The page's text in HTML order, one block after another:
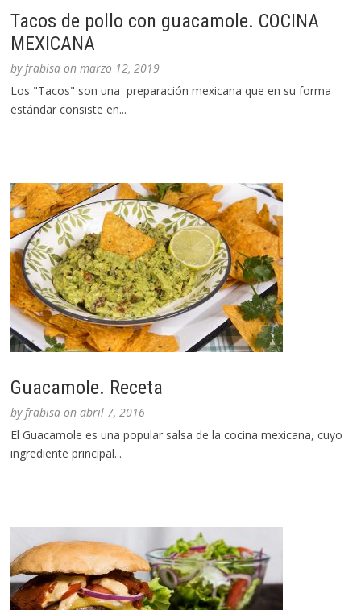
Tacos de pollo con guacamole. COCINA
MEXICANA
byfrabisa onmarzo 12, 2019
Los "Tacos" son una preparación mexicana que en su forma
estándar consiste en...
Guacamole. Receta
byfrabisa onabril 7, 2016
El Guacamole es una popular salsa de la cocina mexicana, cuyo
ingrediente principal...